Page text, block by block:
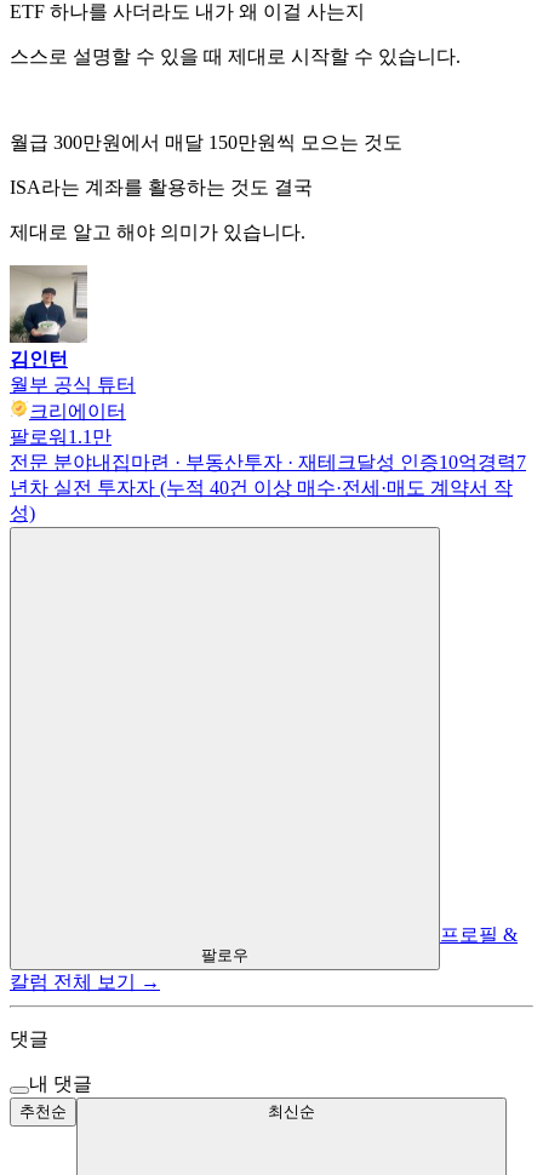
ETF 하나를 사더라도 내가 왜 이걸 사는지
스스로 설명할 수 있을 때 제대로 시작할 수 있습니다.
월급 300만원에서 매달 150만원씩 모으는 것도
ISA라는 계좌를 활용하는 것도 결국
제대로 알고 해야 의미가 있습니다.
김인턴
월부 공식 튜터
크리에이터
팔로워 1.1만
전문 분야내집마련 · 부동산투자 · 재테크달성 인증10억경력7
년차 실전 투자자 (누적 40건 이상 매수·전세·매도 계약서 작
성)
팔로우
프로필 &
칼럼 전체 보기 →
댓글
내 댓글
추천순 최신순